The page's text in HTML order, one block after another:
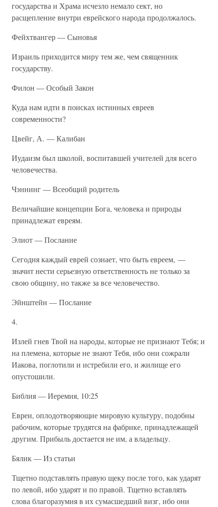
государства и Храма исчезло немало сект, но
расщепление внутри еврейского народа продолжалось.
Фейхтвангер — Сыновья
Израиль приходится миру тем же, чем священник
государству.
Филон — Особый Закон
Куда нам идти в поисках истинных евреев
современности?
Цвейг, А. — Калибан
Иудаизм был школой, воспитавшей учителей для всего
человечества.
Чэннинг — Всеобщий родитель
Величайшие концепции Бога, человека и природы
принадлежат евреям.
Элиот — Послание
Сегодня каждый еврей сознает, что быть евреем, —
значит нести серьезную ответственность не только за
свою общину, но также за все человечество.
Эйнштейн — Послание
4.
Излей гнев Твой на народы, которые не признают Тебя; и
на племена, которые не знают Тебя, ибо они сожрали
Иакова, поглотили и истребили его, и жилище его
опустошили.
Библия — Иеремия, 10:25
Евреи, оплодотворяющие мировую культуру, подобны
рабочим, которые трудятся на фабрике, принадлежащей
другим. Прибыль достается не им, а владельцу.
Бялик — Из статьи
Тщетно подставлять правую щеку после того, как ударят
по левой, ибо ударят и по правой. Тщетно вставлять
слова благоразумия в их сумасшедший визг, ибо они